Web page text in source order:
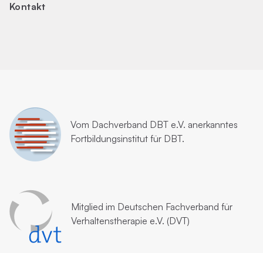
Kontakt
Vom Dachverband DBT e.V. anerkanntes
Fortbildungsinstitut für DBT.
Mitglied im Deutschen Fachverband für
Verhaltenstherapie e.V. (DVT)